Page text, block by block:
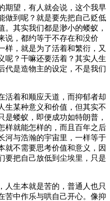
期望，有人就会说，这个我早
做到呢？就是要先把自己贬低
其实我们都是渺小的蝼蚁，
说，都约等于不存在和没价
样，就是为了活着和繁衍，又
呢？干嘛还要活着？其实人生
代是造物主的设定，不是我们
活着和顺应天道，而抑郁者却
生某种意义和价值，但其实不
蝼蚁，即便成功如特朗普，
样就能怎样的，而且百年之后
河与浩瀚的宇宙里，一样等于
就不需要思考价值和意义，因
要把自己放低到尘埃里，只是
人生本就是苦的，普通人也只
苦中作乐与哄自己开心。像抑